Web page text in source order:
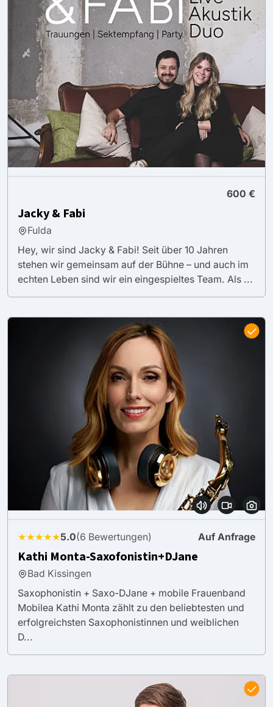
600 €
Jacky & Fabi
Fulda
Hey, wir sind Jacky & Fabi! Seit über 10 Jahren
stehen wir gemeinsam auf der Bühne – und auch im
echten Leben sind wir ein eingespieltes Team. Als ...
★★★★★5.0(6 Bewertungen) Auf Anfrage
Kathi Monta-Saxofonistin+DJane
Bad Kissingen
Saxophonistin + Saxo-DJane + mobile Frauenband
Mobilea Kathi Monta zählt zu den beliebtesten und
erfolgreichsten Saxophonistinnen und weiblichen
D...